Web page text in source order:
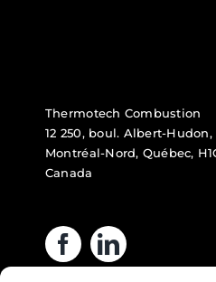
Thermotech Combustion
12 250, boul. Albert-Hudon,
Montréal-Nord, Québec,
Canada